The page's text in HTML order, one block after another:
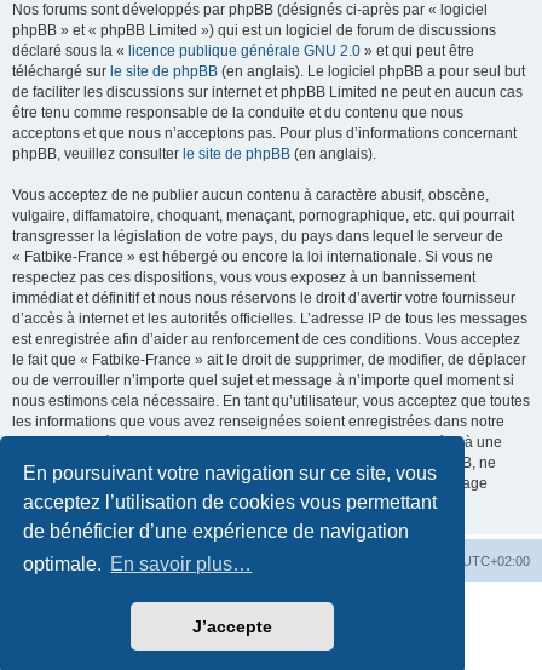
En poursuivant votre navigation sur ce site, vous
acceptez l’utilisation de cookies vous permettant
de bénéficier d’une expérience de navigation
optimale. En savoir plus…
J’accepte
Nos forums sont développés par phpBB (désignés ci-après par « logiciel
phpBB » et « phpBB Limited ») qui est un logiciel de forum de discussions
déclaré sous la « licence publique générale GNU 2.0 » et qui peut être
téléchargé sur le site de phpBB (en anglais). Le logiciel phpBB a pour seul but
de faciliter les discussions sur internet et phpBB Limited ne peut en aucun cas
être tenu comme responsable de la conduite et du contenu que nous
acceptons et que nous n’acceptons pas. Pour plus d’informations concernant
phpBB, veuillez consulter le site de phpBB (en anglais).
Vous acceptez de ne publier aucun contenu à caractère abusif, obscène,
vulgaire, diffamatoire, choquant, menaçant, pornographique, etc. qui pourrait
transgresser la législation de votre pays, du pays dans lequel le serveur de
« Fatbike-France » est hébergé ou encore la loi internationale. Si vous ne
respectez pas ces dispositions, vous vous exposez à un bannissement
immédiat et définitif et nous nous réservons le droit d’avertir votre fournisseur
d’accès à internet et les autorités officielles. L’adresse IP de tous les messages
est enregistrée afin d’aider au renforcement de ces conditions. Vous acceptez
le fait que « Fatbike-France » ait le droit de supprimer, de modifier, de déplacer
ou de verrouiller n’importe quel sujet et message à n’importe quel moment si
nous estimons cela nécessaire. En tant qu’utilisateur, vous acceptez que toutes
les informations que vous avez renseignées soient enregistrées dans notre
base de données. Bien que ces informations ne seront pas diffusées à une
tierce partie sans votre consentement, ni « Fatbike-France », ni phpBB, ne
pourront être tenus comme responsables en cas de tentative de piratage
informatique visant à compromettre vos données.
Accueil Accueil du forum UTC+02:00
Développé parphpBB® Forum Software © phpBB Limited
Traduction française officielle
Fatbike France